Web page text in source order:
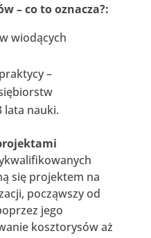
– co to oznacza?:
wiodących
–
lata nauki.
się projektem na
począwszy od
jego
kosztorysów aż